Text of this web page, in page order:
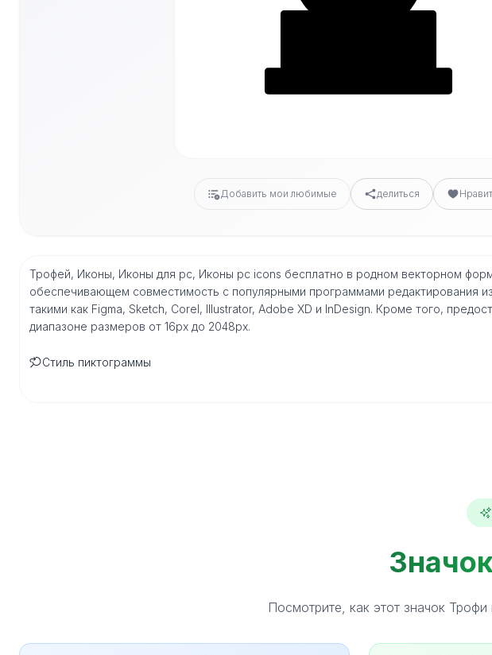
Добавить мои любимые делиться
Трофей, Иконы, Иконы для pc, Иконы pc icons бесплатно в родном векторном
обеспечивающем совместимость с популярными программами редактирования
такими как Figma, Sketch, Corel, Illustrator, Adobe XD и InDesign. Кроме того,
диапазоне размеров от 16px до 2048px.
Стиль пиктограммы
Посмотрите, как этот значок